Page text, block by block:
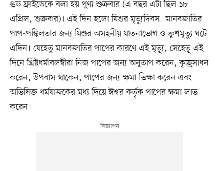
গুড ফ্রাইডেকে বলা হয় পুণ্য শুক্রবার (এ বছর এটা ছিল ১৮
এপ্রিল, শুক্রবার)। এই দিন হলো যিশুর মৃত্যুদিবস। মানবজাতির
পাপ-পঙ্কিলতার জন্য যিশুর অসহনীয় যাতনাভোগ ও ক্রুশমৃত্যু ঘটে
এদিন। যেহেতু মানবজাতির পাপের কারণে এই মৃত্যু, সেহেতু এই
দিনে খ্রিষ্টধর্মাবলম্বীরা নিজ পাপের জন্য অনুতাপ করেন, কৃচ্ছ্রসাধন
করেন, উপবাস থাকেন, পাপের জন্য ক্ষমা ভিক্ষা করেন এবং
অভিষিক্ত ধর্মযাজকের মধ্য দিয়ে ঈশ্বর কর্তৃক পাপের ক্ষমা লাভ
করেন।